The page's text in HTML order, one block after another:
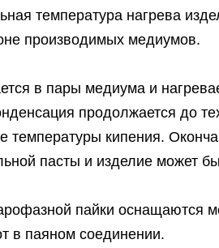
температура нагрева
производимых медиумов.
в пары медиума и
продолжается до
температуры кипения.
пасты и изделие может
пайки оснащаются
в паяном соединении.